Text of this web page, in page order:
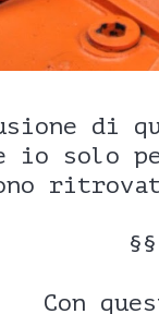
di
io solo
Con